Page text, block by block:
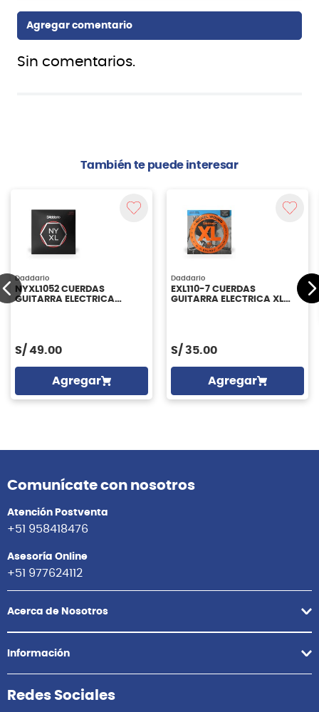
Sin comentarios.
También te puede interesar
Daddario
NYXL1052 CUERDAS
GUITARRA ELECTRICA
S/ 49.00
Agregar
Daddario
EXL110-7 CUERDAS
GUITARRA ELECTRICA XL
S/ 35.00
Agregar
Comunícate con nosotros
Atención Postventa
+51 958418476
Asesoría Online
+51 977624112
Acerca de Nosotros
Información
Redes Sociales